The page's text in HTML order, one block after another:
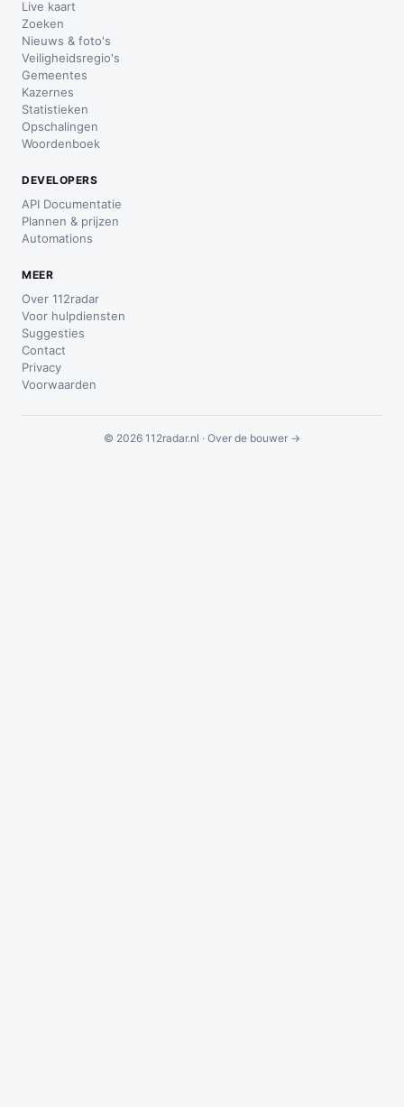
Live kaart
Zoeken
Nieuws & foto's
Veiligheidsregio's
Gemeentes
Kazernes
Statistieken
Opschalingen
Woordenboek
DEVELOPERS
API Documentatie
Plannen & prijzen
Automations
MEER
Over 112radar
Voor hulpdiensten
Suggesties
Contact
Privacy
Voorwaarden
© 2026 112radar.nl · Over de bouwer →